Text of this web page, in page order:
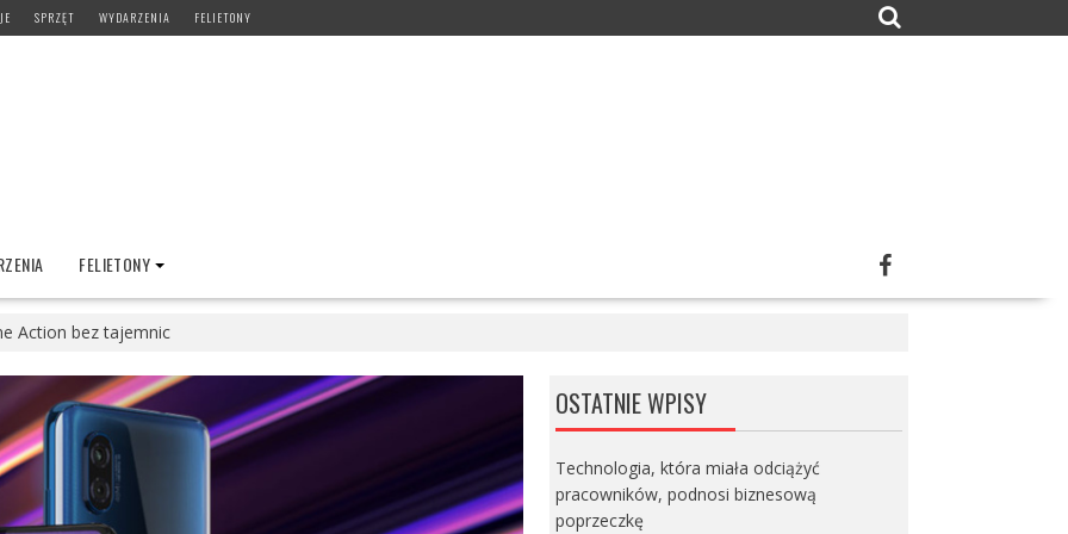
SPRZĘT WYDARZENIA FELIETONY
FELIETONY
Action bez tajemnic
OSTATNIE WPISY
Technologia, która miała odciążyć
pracowników, podnosi biznesową
poprzeczkę